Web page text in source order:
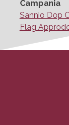
Campania
Sannio Dop
Flag